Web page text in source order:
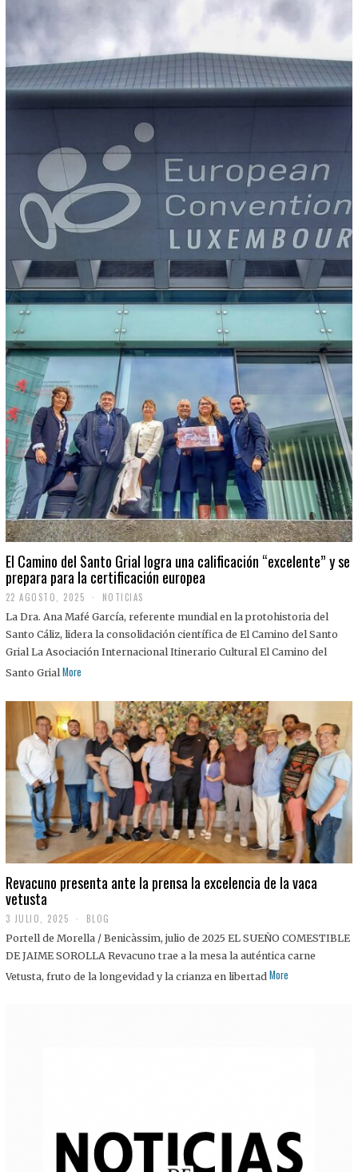
El Camino del Santo Grial logra una calificación “excelente” y se
prepara para la certificación europea
22 AGOSTO, 2025
2
A
G
O
S
2
5
NOTICIAS
La Dra. Ana Mafé García, referente mundial en la protohistoria del
Santo Cáliz, lidera la consolidación científica de El Camino del Santo
Grial La Asociación Internacional Itinerario Cultural El Camino del
Santo Grial More
Revacuno presenta ante la prensa la excelencia de la vaca
vetusta
3 JULIO, 2025
J
U
I
BLOG
Portell de Morella / Benicàssim, julio de 2025 EL SUEÑO COMESTIBLE
DE JAIME SOROLLA Revacuno trae a la mesa la auténtica carne
Vetusta, fruto de la longevidad y la crianza en libertad More